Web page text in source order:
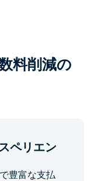
料削減の
ペリエン
豊富な支払